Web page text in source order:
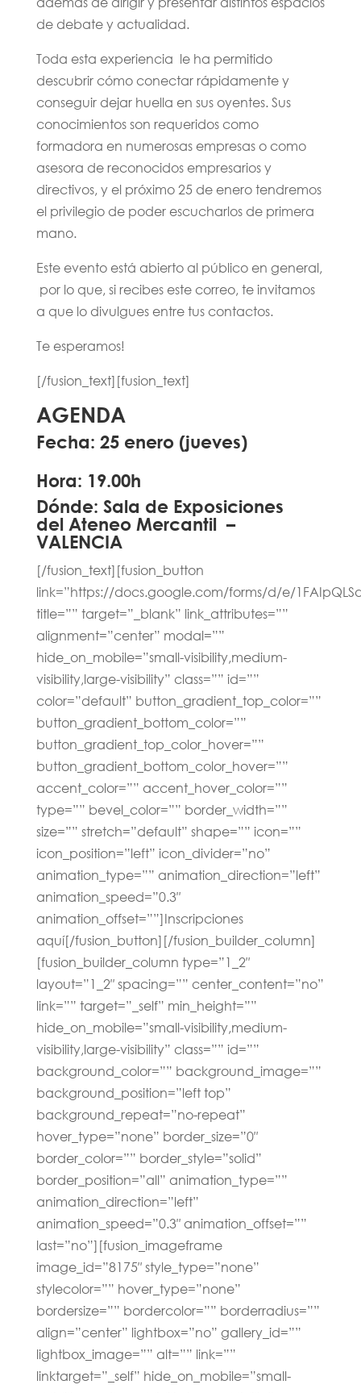
de debate y actualidad.
Toda esta experiencia le ha permitido
descubrir cómo conectar rápidamente y
conseguir dejar huella en sus oyentes. Sus
conocimientos son requeridos como
formadora en numerosas empresas o como
asesora de reconocidos empresarios y
directivos, y el próximo 25 de enero tendremos
el privilegio de poder escucharlos de primera
mano.
Este evento está abierto al público en general,
por lo que, si recibes este correo, te invitamos
a que lo divulgues entre tus contactos.
Te esperamos!
[/fusion_text][fusion_text]
AGENDA
Fecha: 25 enero (jueves)
Hora: 19.00h
Dónde: Sala de Exposiciones
del Ateneo Mercantil –
VALENCIA
[/fusion_text][fusion_button
link=”https://docs.google.com/forms/d/e/
title=”” target=”_blank” link_attributes=””
alignment=”center” modal=””
hide_on_mobile=”small-visibility,medium-
visibility,large-visibility” class=”” id=””
color=”default” button_gradient_top_color=””
button_gradient_bottom_color=””
button_gradient_top_color_hover=””
button_gradient_bottom_color_hover=””
accent_color=”” accent_hover_color=””
type=”” bevel_color=”” border_width=””
size=”” stretch=”default” shape=”” icon=””
icon_position=”left” icon_divider=”no”
animation_type=”” animation_direction=”left”
animation_speed=”0.3″
animation_offset=””]Inscripciones
aquí[/fusion_button][/fusion_builder_column]
[fusion_builder_column type=”1_2″
layout=”1_2″ spacing=”” center_content=”no”
link=”” target=”_self” min_height=””
hide_on_mobile=”small-visibility,medium-
visibility,large-visibility” class=”” id=””
background_color=”” background_image=””
background_position=”left top”
background_repeat=”no-repeat”
hover_type=”none” border_size=”0″
border_color=”” border_style=”solid”
border_position=”all” animation_type=””
animation_direction=”left”
animation_speed=”0.3″ animation_offset=””
last=”no”][fusion_imageframe
image_id=”8175″ style_type=”none”
stylecolor=”” hover_type=”none”
bordersize=”” bordercolor=”” borderradius=””
align=”center” lightbox=”no” gallery_id=””
lightbox_image=”” alt=”” link=””
linktarget=”_self” hide_on_mobile=”small-